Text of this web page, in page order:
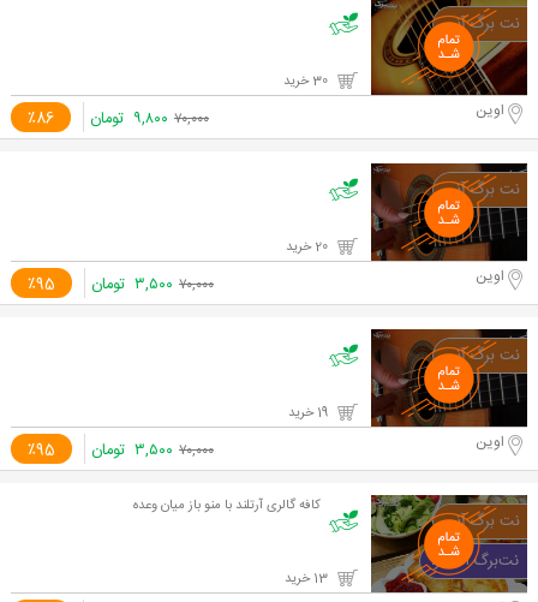
٪86 اوین ۷۰,۰۰۰ ۹,۸۰۰ تومان
٪95 اوین ۷۰,۰۰۰ ۳,۵۰۰ تومان
٪95 اوین ۷۰,۰۰۰ ۳,۵۰۰ تومان
کافه گالری آرتلند با منو باز میان وعده